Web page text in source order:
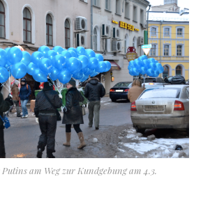
am Weg zur Kundgebung am 4.3.